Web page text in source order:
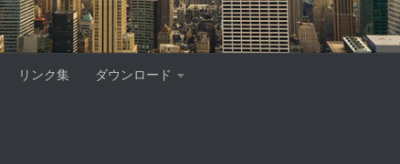
リンク集 ダウンロード